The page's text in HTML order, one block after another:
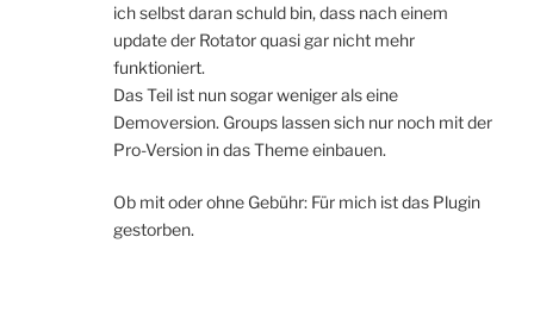
ich selbst daran schuld bin, dass nach einem
update der Rotator quasi gar nicht mehr
funktioniert.
Das Teil ist nun sogar weniger als eine
Demoversion. Groups lassen sich nur noch mit der
Pro-Version in das Theme einbauen.
Ob mit oder ohne Gebühr: Für mich ist das Plugin
gestorben.